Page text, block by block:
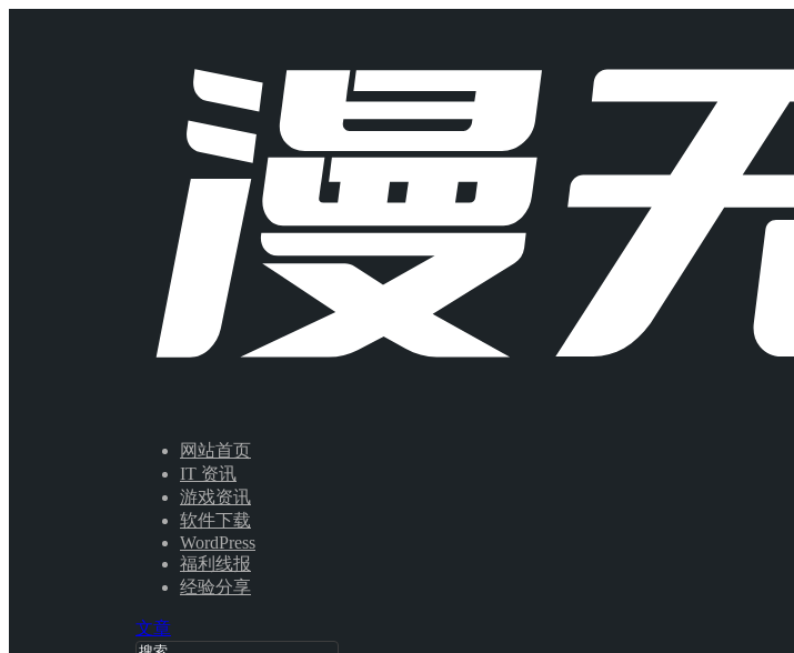
网站首页
IT 资讯
游戏资讯
软件下载
WordPress
福利线报
经验分享
文章